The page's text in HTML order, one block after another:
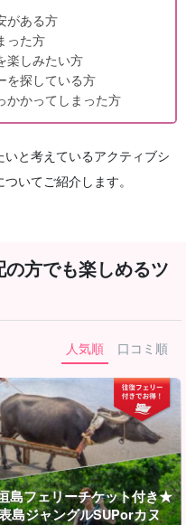
がある方
った方
楽しみたい方
を探している方
かってしまった方
と考えているアクティブシ
いてご紹介します。
の方でも楽しめるツ
人気順 口コミ順
島フェリーチケット付き★
島ジャングルSUPorカヌ